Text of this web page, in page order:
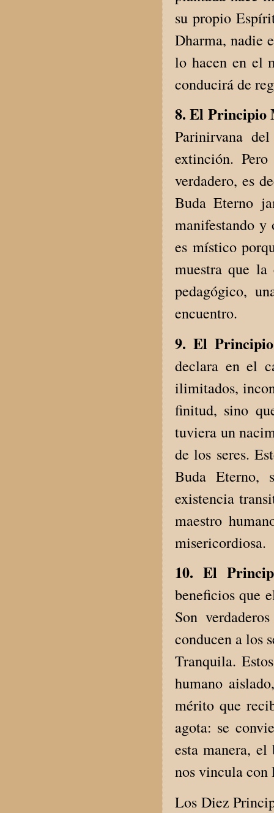
su propio
Dharma, nadie
lo hacen en el
conducirá de
8. El Principio
Parinirvana
extinción.
verdadero, es
Buda Eterno
manifestando y
es místico
muestra que
pedagógico,
encuentro.
9. El
declara en el
ilimitados,
finitud, sino
tuviera un
de los seres.
Buda Eterno,
existencia
maestro
misericordiosa.
10. El
beneficios que
Son
conducen a los
Tranquila.
humano
mérito que
agota: se
esta manera,
nos vincula
Los Diez